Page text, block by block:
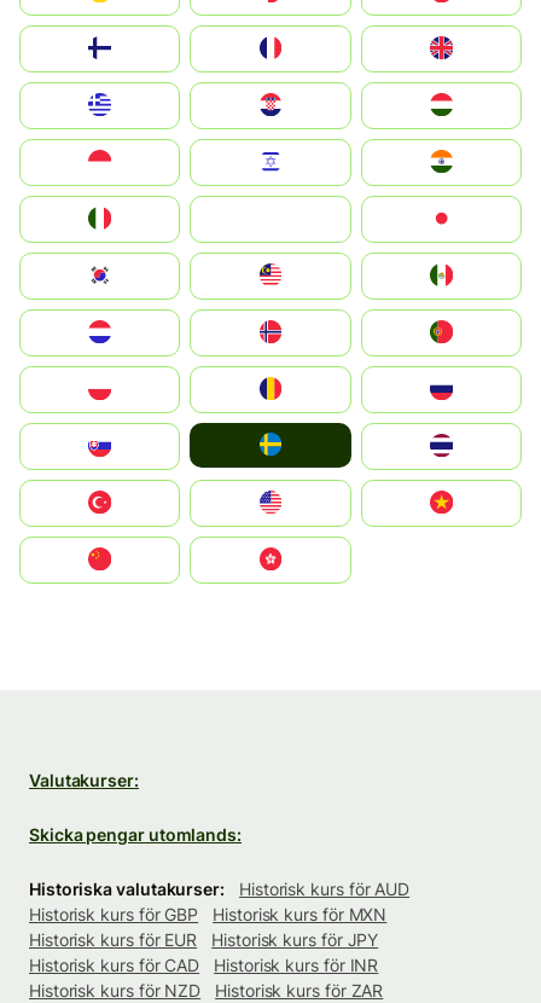
United Kingdom
Magyarország
South Korea
United States
中國香港特別行政區
Valutakurser:
Skicka pengar utomlands:
Historiska valutakurser:
Historisk kurs för AUD
Historisk kurs för GBP
Historisk kurs för MXN
Historisk kurs för EUR
Historisk kurs för JPY
Historisk kurs för CAD
Historisk kurs för INR
Historisk kurs för NZD
Historisk kurs för ZAR